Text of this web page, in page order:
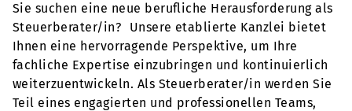
Sie suchen eine neue berufliche Herausforderung als
Steuerberater/in? Unsere etablierte Kanzlei bietet
Ihnen eine hervorragende Perspektive, um Ihre
fachliche Expertise einzubringen und kontinuierlich
weiterzuentwickeln. Als Steuerberater/in werden Sie
Teil eines engagierten und professionellen Teams,